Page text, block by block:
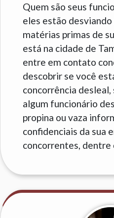
Quem são seus
eles estão desviando
matérias primas de
está na cidade de
entre em contato
descobrir se você
concorrência desleal,
algum funcionário
propina ou vaza
confidenciais da sua
concorrentes, dentre